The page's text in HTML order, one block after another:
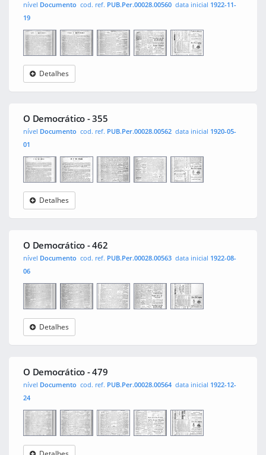
nível Documento cod. ref. PUB.Per.00028.00560 data inicial 1922-11-
19
O
0001
Detalhes
O Democrático - 355
nível Documento cod. ref. PUB.Per.00028.00562 data inicial 1920-05-
01
O
0001
Detalhes
O Democrático - 462
nível Documento cod. ref. PUB.Per.00028.00563 data inicial 1922-08-
06
O
0001
Detalhes
O Democrático - 479
nível Documento cod. ref. PUB.Per.00028.00564 data inicial 1922-12-
24